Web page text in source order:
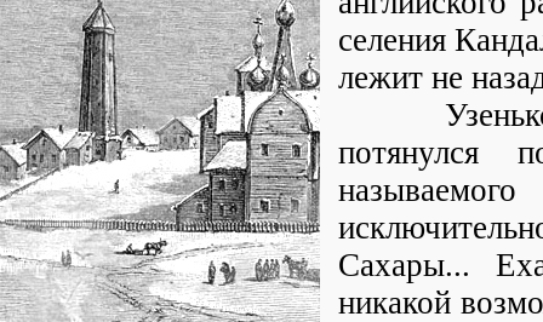
селения
лежит не
Узенькой
потянулся
Сахары...
никакой